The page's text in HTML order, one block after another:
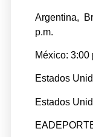
Argentina,
p.m.
México: 3:00
Estados
Estados